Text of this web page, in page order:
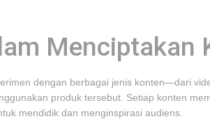
Menciptakan
dengan berbagai jenis konten—dari
produk tersebut. Setiap konten
mendidik dan menginspirasi audiens.